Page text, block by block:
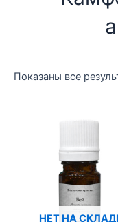
Показаны все
НЕТ НА